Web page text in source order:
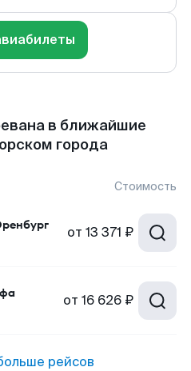
в ближайшие
города
Стоимость
от 13 371 ₽
от 16 626 ₽
рейсов